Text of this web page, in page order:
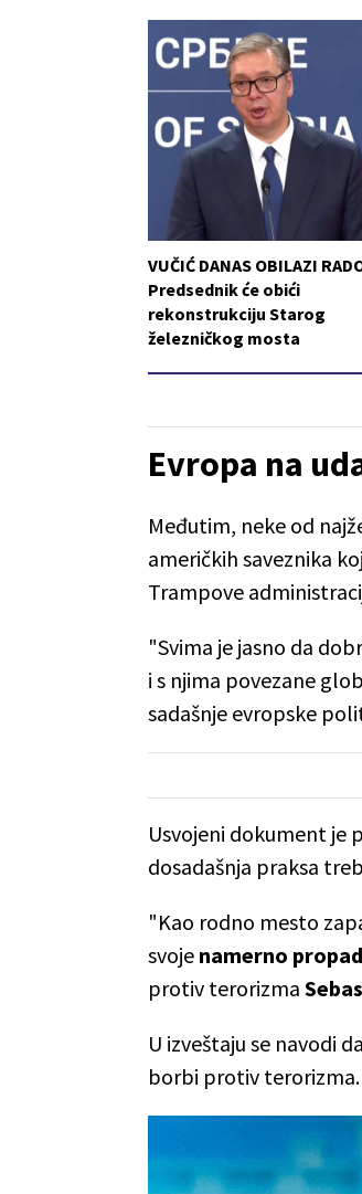
VUČIĆ DANAS OBILAZI
Predsednik će obići
rekonstrukciju Starog
železničkog mosta
Evropa na
Međutim, neke od
američkih saveznika
Trampove
"Svima je jasno da
i s njima povezane
sadašnje evropske
Usvojeni dokument je
dosadašnja praksa
"Kao rodno mesto
svoje namerno
protiv terorizma
U izveštaju se navodi
borbi protiv terorizma.